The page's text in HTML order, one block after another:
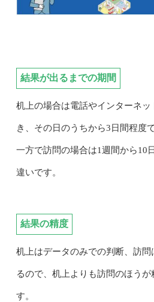
結果が出るまでの期間
机上の場合は電話やインターネ
き、その日のうちから3日間程度
一方で訪問の場合は1週間から10
違いです。
結果の精度
机上はデータのみでの判断、訪
るので、机上よりも訪問のほう
す。